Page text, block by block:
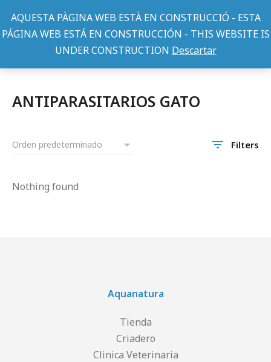
AQUESTA PÀGINA WEB ESTÀ EN CONSTRUCCIÓ - ESTA
PÁGINA WEB ESTÁ EN CONSTRUCCIÓN - THIS WEBSITE IS
UNDER CONSTRUCTION Descartar
ANTIPARASITARIOS GATO
Filters
Nothing found
Aquanatura
Tienda
Criadero
Clinica Veterinaria